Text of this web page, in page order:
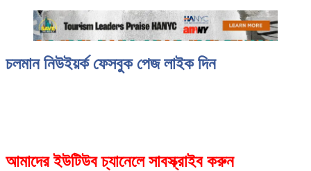
চলমান নিউইয়র্ক ফেসবুক পেজ লাইক দিন
আমাদের ইউটিউব চ্যানেলে সাবস্ক্রাইব করুন